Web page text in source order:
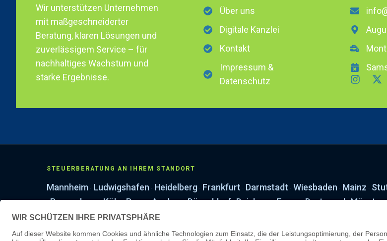
Wir unterstützen Unternehmen
mit maßgeschneiderter
Beratung, klaren Lösungen und
zuverlässigem Service – für
nachhaltiges Wachstum und
starke Ergebnisse.
Über uns
Digitale Kanzlei
Kontakt
Impressum &
Datenschutz
STEUERBERATUNG AN IHREM STANDORT
Mannheim · Ludwigshafen · Heidelberg · Frankfurt · Darmstadt · Wiesbaden · Mainz ·
·Regensburg·Köln·Bonn·Aachen·Düsseldorf·Duisburg·Essen·Dortmund·Münster·
Leipzig ·Erfurt·Dresden
LEISTUNGEN & WISSEN